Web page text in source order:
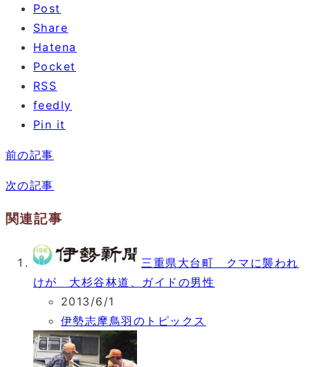
Post
Share
Hatena
Pocket
RSS
feedly
Pin it
前の記事
次の記事
関連記事
三重県大台町 クマに襲われ
けが 大杉谷林道、ガイドの男性
2013/6/1
伊勢志摩鳥羽のトピックス